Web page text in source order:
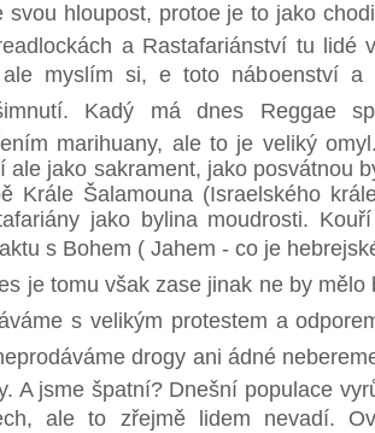
svou hloupost, protoe je to jako
a Rastafariánství tu lidé
myslím si, e toto náboenství
Kadý má dnes Reggae
marihuany, ale to je veliký
ale jako sakrament, jako posvátnou
Krále Šalamouna (Israelského
jako bylina moudrosti.
s Bohem ( Jahem - co je
je tomu však zase jinak ne by
s velikým protestem a
drogy ani ádné
A jsme špatní? Dnešní populace
ale to zřejmě lidem nevadí.